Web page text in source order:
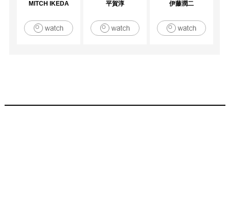
MITCH IKEDA 平賀淳 伊藤潤二